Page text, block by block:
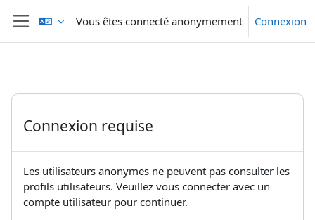
Passer au contenu principal
Panneau latéral
Vous êtes connecté anonymement Connexion
Connexion requise
Les utilisateurs anonymes ne peuvent pas consulter les
profils utilisateurs. Veuillez vous connecter avec un
compte utilisateur pour continuer.